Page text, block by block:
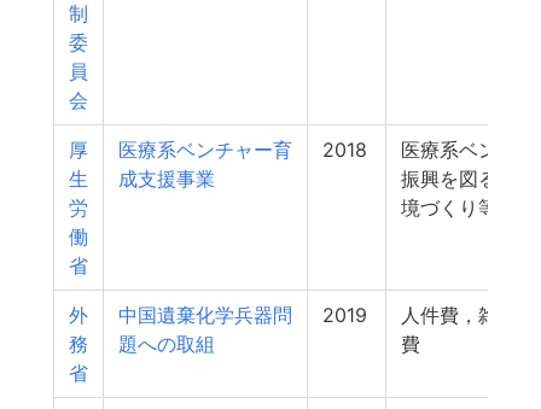
制
委
員
会
厚
生
労
働
省
医療系ベンチャー育
成支援事業
2018
医療系ベンチ
振興を図るため
境づくり等
外
務
省
中国遺棄化学兵器問
題への取組
2019
人件費，雑費
費